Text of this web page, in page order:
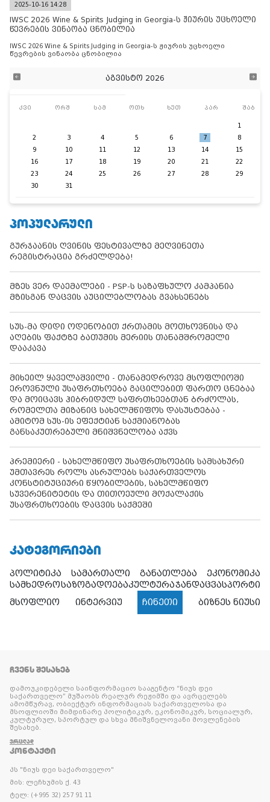
2025-10-16 14:28
IWSC 2026 Wine & Spirits Judging in Georgia-ს ჟიურის უცხოელი
წევრების ვინაობა ცნობილია
IWSC 2026 Wine & Spirits Judging in Georgia-ს ჟიურის უცხოელი
წევრების ვინაობა ცნობილია
აგვისტო 2026
კვი ორშ სამ ოთხ ხუთ პარ შაბ
1
2
3 4 5 6 7
8
9
10 11 12 13 14
15
16
17 18 19 20 21
22
23
24 25 26 27 28
29
30
31
ᲞᲝᲞᲣᲚᲐᲠᲣᲚᲘ
გურჯაანის ღვინის ფესტივალზე მეღვინეთა
რეგისტრაცია გრძელდება!
მზეს ვერ დაემალები - PSP-ს საზაფხულო კამპანია
მზისგან დაცვის აუცილებლობას გვახსენებს
სუს-მა დიდი ოდენობით ქრთამის მოთხოვნისა და
აღების ფაქტზე ბათუმის მერიის თანამშრომელი
დააკავა
მიხეილ ყაველაშვილი - თანამედროვე მსოფლიოში
ეროვნული უსაფრთხოება გაცილებით ფართო ცნებაა
და მოიცავს ჰიბრიდულ საფრთხეებთან ბრძოლას,
რომელთა მიზანიც სახელმწიფოს დასუსტებაა -
ამიტომ სუს-ის ეფექტიან საქმიანობას
განსაკუთრებული მნიშვნელობა აქვს
პრემიერი - სახელმწიფო უსაფრთხოების სამსახური
უმთავრეს როლს ასრულებს საქართველოს
კონსტიტუციური წყობილების, სახელმწიფო
სუვერენიტეტის და თითოეული მოქალაქის
უსაფრთხოების დაცვის საქმეში
ᲙᲐᲢᲔᲒᲝᲠᲘᲔᲑᲘ
პოლიტიკა სამართალი განათლება
ეკონომიკა
სამხედროსაზოგადოებაკულტურაჯანდაცვასპორტი
მსოფლიო
ინტერვიუ ჩინეთი ბიზნეს ნიუსი
ᲩᲕᲔᲜᲡ ᲨᲔᲡᲐᲮᲔᲑ
დამოუკიდებელი საინფორმაციო სააგენტო “ნიუს დეი
საქართველო” მუშაობს რეალურ რეჟიმში და ავრცელებს
ამომწურავ, ობიექტურ ინფორმაციას საქართველოსა და
მსოფლიოში მიმდინარე პოლიტიკურ, ეკონომიკურ, სოციალურ,
კულტურულ, სპორტულ და სხვა მნიშვნელოვანი მოვლენების
შესახებ.
ᲕᲠᲪᲚᲐᲓ
ᲙᲝᲜᲢᲐᲥᲢᲘ
პს "ნიუს დეი საქართველო"
მის: ლეჩხუმის ქ. 43
ტელ: (+995 32) 257 91 11